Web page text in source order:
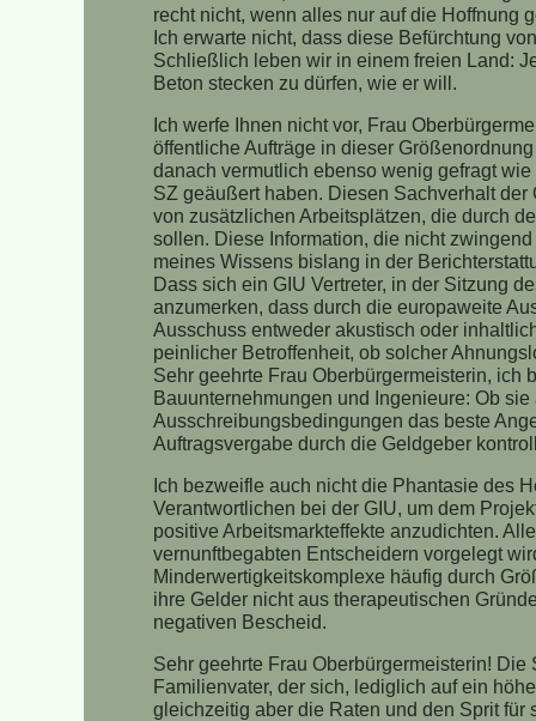
recht nicht, wenn alles nur auf die Hoffnung
Ich erwarte nicht, dass diese Befürchtung
Schließlich leben wir in einem freien Land:
Beton stecken zu dürfen, wie er will.
Ich werfe Ihnen nicht vor, Frau
öffentliche Aufträge in dieser
danach vermutlich ebenso wenig gefragt
SZ geäußert haben. Diesen Sachverhalt
von zusätzlichen Arbeitsplätzen, die durch
sollen. Diese Information, die nicht
meines Wissens bislang in der
Dass sich ein GIU Vertreter, in der Sitzung
anzumerken, dass durch die europaweite
Ausschuss entweder akustisch oder
peinlicher Betroffenheit, ob solcher
Sehr geehrte Frau Oberbürgermeisterin,
Bauunternehmungen und Ingenieure: Ob
Ausschreibungsbedingungen das beste
Auftragsvergabe durch die Geldgeber
Ich bezweifle auch nicht die Phantasie des
Verantwortlichen bei der GIU, um dem
positive Arbeitsmarkteffekte anzudichten.
vernunftbegabten Entscheidern vorgelegt
Minderwertigkeitskomplexe häufig durch
ihre Gelder nicht aus therapeutischen
negativen Bescheid.
Sehr geehrte Frau Oberbürgermeisterin!
Familienvater, der sich, lediglich auf ein
gleichzeitig aber die Raten und den Sprit